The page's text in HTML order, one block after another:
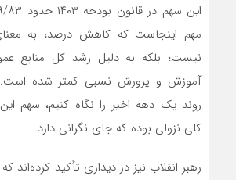
مهم اینجاست که کاهش درصد، به
نیست؛ بلکه به دلیل رشد کل منابع
آموزش‌ و پرورش نسبی کمتر شده است.
روند یک دهه اخیر را نگاه کنیم، سهم این
کلی نزولی بوده که جای نگرانی دارد.
رهبر انقلاب نیز در دیداری تأکید